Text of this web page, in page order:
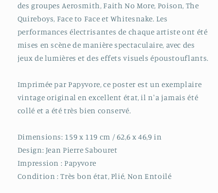
des groupes Aerosmith, Faith No More, Poison, The
Quireboys, Face to Face et Whitesnake. Les
performances électrisantes de chaque artiste ont été
mises en scène de manière spectaculaire, avec des
jeux de lumières et des effets visuels époustouflants.
Imprimée par Papyvore, ce poster est un exemplaire
vintage original en excellent état, il n'a jamais été
collé et a été très bien conservé.
Dimensions: 159 x 119 cm / 62,6 x 46,9 in
Design: Jean Pierre Sabouret
Impression : Papyvore
Condition : Très bon état, Plié, Non Entoilé